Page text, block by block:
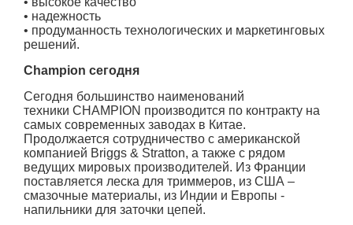
• надежность
• продуманность технологических и маркетинговых
решений.
Champion сегодня
Сегодня большинство наименований
техники CHAMPION производится по контракту на
самых современных заводах в Китае.
Продолжается сотрудничество с американской
компанией Briggs & Stratton, а также с рядом
ведущих мировых производителей. Из Франции
поставляется леска для триммеров, из США –
смазочные материалы, из Индии и Европы -
напильники для заточки цепей.